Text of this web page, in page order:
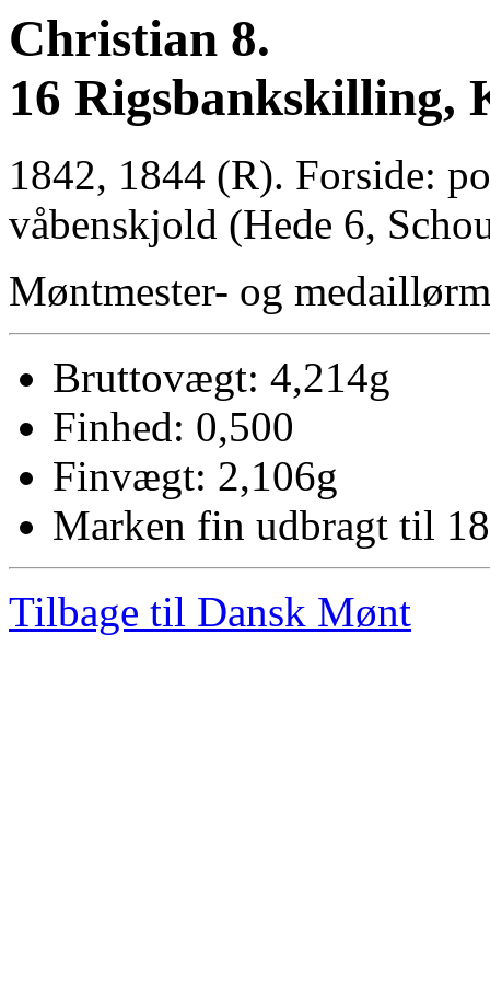
Christian 8.
16 Rigsbankskilling,
1842, 1844 (R). Forside:
våbenskjold (Hede 6,
Møntmester- og
Bruttovægt: 4,214g
Finhed: 0,500
Finvægt: 2,106g
Marken fin udbragt til
Tilbage til Dansk Mønt